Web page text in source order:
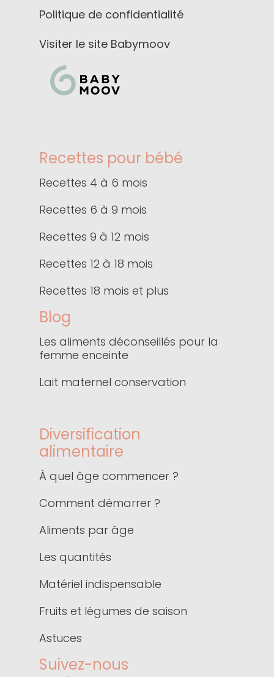
Politique de confidentialité
Visiter le site Babymoov
Recettes pour bébé
Recettes 4 à 6 mois
Recettes 6 à 9 mois
Recettes 9 à 12 mois
Recettes 12 à 18 mois
Recettes 18 mois et plus
Blog
Les aliments déconseillés pour la
femme enceinte
Lait maternel conservation
Diversification
alimentaire
À quel âge commencer ?
Comment démarrer ?
Aliments par âge
Les quantités
Matériel indispensable
Fruits et légumes de saison
Astuces
Suivez-nous